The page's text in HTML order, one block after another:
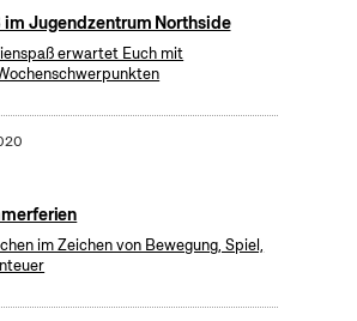
im Jugendzentrum Northside
erwartet Euch mit
im Zeichen von Bewegung, Spiel,